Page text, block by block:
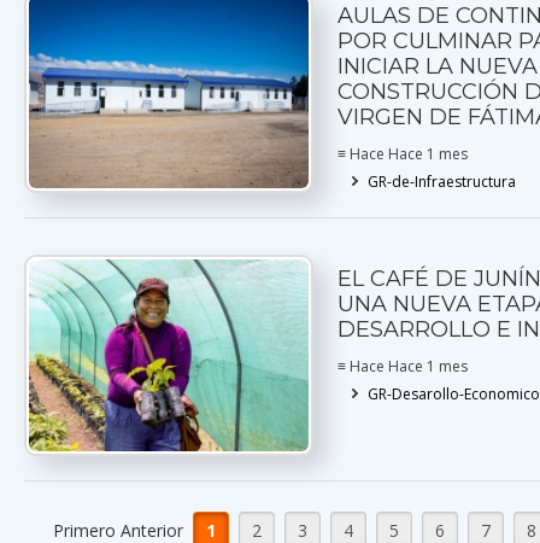
AULAS DE
POR CULMINAR
INICIAR LA NUEVA
CONSTRUCCIÓN
VIRGEN DE
≡ Hace Hace 1 mes
GR-de-Infraestructura
EL CAFÉ DE
UNA NUEVA
DESARROLLO E
≡ Hace Hace 1 mes
GR-Desarollo-Economico
Primero Anterior 1 2 3 4 5 6 7
8